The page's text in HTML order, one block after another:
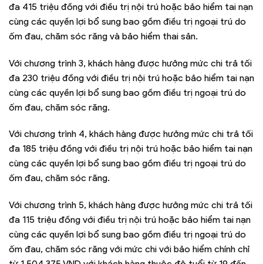
đa 415 triệu đồng với điều trị nội trú hoặc bảo hiểm tai nạn
cùng các quyền lợi bổ sung bao gồm điều trị ngoại trú do
ốm đau, chăm sóc răng và bảo hiểm thai sản.
Với chương trình 3, khách hàng được hưởng mức chi trả tối
đa 230 triệu đồng với điều trị nội trú hoặc bảo hiểm tai nạn
cùng các quyền lợi bổ sung bao gồm điều trị ngoại trú do
ốm đau, chăm sóc răng.
Với chương trình 4, khách hàng được hưởng mức chi trả tối
đa 185 triệu đồng với điều trị nội trú hoặc bảo hiểm tai nạn
cùng các quyền lợi bổ sung bao gồm điều trị ngoại trú do
ốm đau, chăm sóc răng.
Với chương trình 5, khách hàng được hưởng mức chi trả tối
đa 115 triệu đồng với điều trị nội trú hoặc bảo hiểm tai nạn
cùng các quyền lợi bổ sung bao gồm điều trị ngoại trú do
ốm đau, chăm sóc răng với mức chi với bảo hiểm chính chỉ